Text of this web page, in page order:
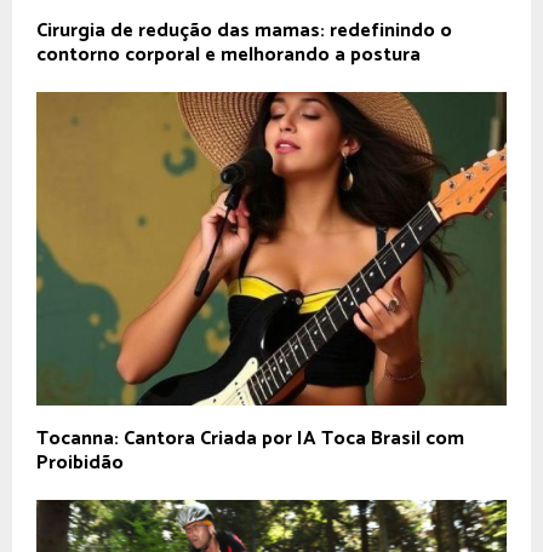
Cirurgia de redução das mamas: redefinindo o
contorno corporal e melhorando a postura
Tocanna: Cantora Criada por IA Toca Brasil com
Proibidão